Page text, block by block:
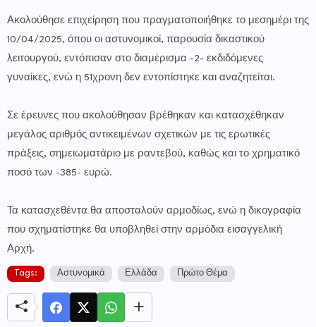
Ακολούθησε επιχείρηση που πραγματοποιήθηκε το μεσημέρι της
10/04/2025, όπου οι αστυνομικοί, παρουσία δικαστικού
λειτουργού, εντόπισαν στο διαμέρισμα -2- εκδιδόμενες
γυναίκες, ενώ η 51χρονη δεν εντοπίστηκε και αναζητείται.
Σε έρευνες που ακολούθησαν βρέθηκαν και κατασχέθηκαν
μεγάλος αριθμός αντικειμένων σχετικών με τις ερωτικές
πράξεις, σημειωματάριο με ραντεβού, καθώς και το χρηματικό
ποσό των -385- ευρώ.
Τα κατασχεθέντα θα αποσταλούν αρμοδίως, ενώ η δικογραφία
που σχηματίστηκε θα υποβληθεί στην αρμόδια εισαγγελική
Αρχή.
Tags: Αστυνομικά Ελλάδα Πρώτο Θέμα